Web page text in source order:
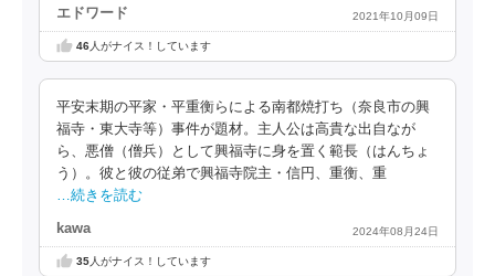
エドワード 2021年10月09日
46人がナイス！しています
平安末期の平家・平重衡らによる南都焼打ち（奈良市の興
福寺・東大寺等）事件が題材。主人公は高貴な出自なが
ら、悪僧（僧兵）として興福寺に身を置く範長（はんちょ
う）。彼と彼の従弟で興福寺院主・信円、重衡、重
…続きを読む
kawa 2024年08月24日
35人がナイス！しています